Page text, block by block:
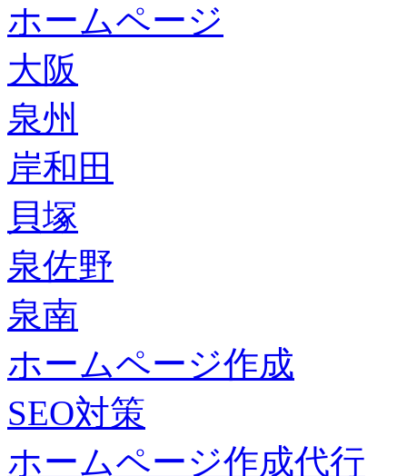
ホームページ
大阪
泉州
岸和田
貝塚
泉佐野
泉南
ホームページ作成
SEO対策
ホームページ作成代行